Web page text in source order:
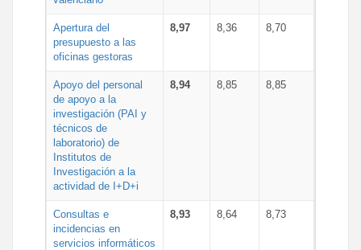
Apertura del
presupuesto a las
oficinas gestoras
8,97 8,36 8,70
Apoyo del personal
de apoyo a la
investigación (PAI y
técnicos de
laboratorio) de
Institutos de
Investigación a la
actividad de I+D+i
8,94 8,85 8,85
Consultas e
incidencias en
servicios informáticos
8,93 8,64 8,73